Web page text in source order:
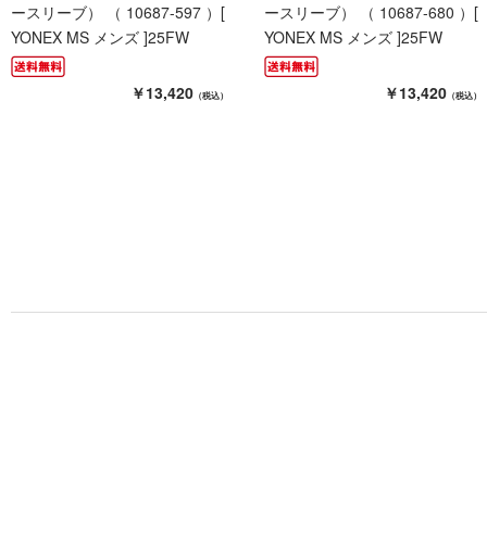
ースリーブ） （ 10687-597 ）[
YONEX MS メンズ ]25FW
￥13,420 （税込）
ースリーブ） （ 10687-680 ）[
YONEX MS メンズ ]25FW
￥13,420 （税込）